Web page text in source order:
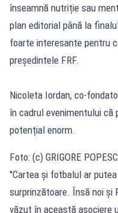
înseamnă nutriție sau
plan editorial până la
foarte interesante pentru
președintele FRF.
Nicoleta Iordan, co-
în cadrul evenimentului că
potențial enorm.
Foto: (c) GRIGORE
''Cartea și fotbalul ar
surprinzătoare. Însă noi și
văzut în această asociere